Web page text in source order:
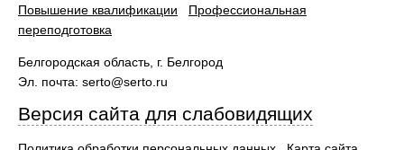
Повышение квалификации
Профессиональная
переподготовка
Белгородская область , г. Белгород
Эл. почта: serto@serto.ru
Версия сайта для слабовидящих